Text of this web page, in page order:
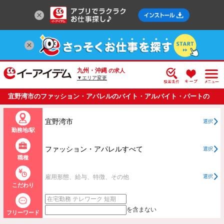
九州・沖縄 の求人
▼エリア変更
宜野湾市のファッション・アパレルのバイト・アルバイト・パートの
求人情報一覧
勤務地/駅
宜野湾市 選択
職種
ファッション・アパレルすべて 選択
こだわり
雇用形態、給与、特徴、その他 選択
フリーワード を含まない